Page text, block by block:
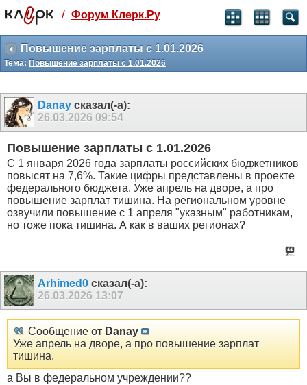
Святые угодники, Клерк без рекламы
прекрасен:)
месяц
3 месяца
259 ₽
-10%
499 ₽
-15%
Отмена Оплатить
/ Форум Клерк.Ру
Повышение зарплаты с 1.01.2026
Тема: Повышение зарплаты с 1.01.2026
Danay сказал(-а):
26.03.2026 09:54
Повышение зарплаты с 1.01.2026
С 1 января 2026 года зарплаты российских бюджетников
повысят на 7,6%. Такие цифры представлены в проекте
федерального бюджета. Уже апрель на дворе, а про
повышение зарплат тишина. На региональном уровне
озвучили повышение с 1 апреля "указным" работникам,
но тоже пока тишина. А как в ваших регионах?
Arhimed0 сказал(-а):
26.03.2026 13:07
Сообщение от Danay
Уже апрель на дворе, а про повышение зарплат
тишина.
а Вы в федеральном учреждении??